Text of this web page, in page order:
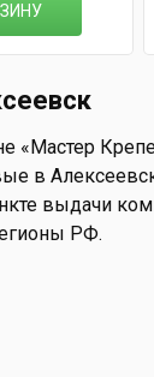
в
выдачи
РФ.